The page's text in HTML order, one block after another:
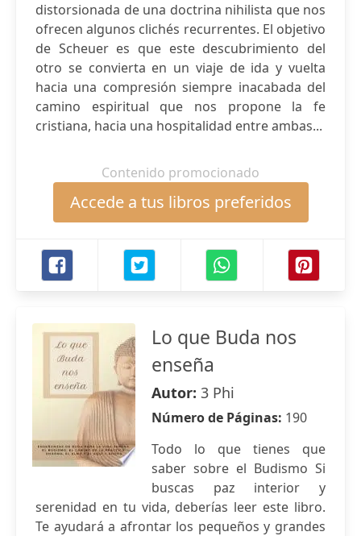
distorsionada de una doctrina nihilista que nos
ofrecen algunos clichés recurrentes. El objetivo
de Scheuer es que este descubrimiento del
otro se convierta en un viaje de ida y vuelta
hacia una compresión siempre inacabada del
camino espiritual que nos propone la fe
cristiana, hacia una hospitalidad entre ambas...
Contenido promocionado
Accede a tus libros preferidos
Lo que Buda nos
enseña
Autor: 3 Phi
Número de Páginas: 190
Todo lo que tienes que
saber sobre el Budismo Si
buscas paz interior y
serenidad en tu vida, deberías leer este libro.
Te ayudará a afrontar los pequeños y grandes